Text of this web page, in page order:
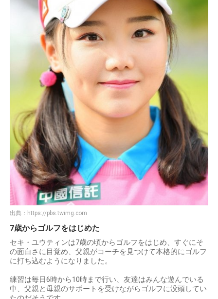
出典： https://pbs.twimg.com
7歳からゴルフをはじめた
セキ・ユウティンは7歳の頃からゴルフをはじめ、すぐにそ
の面白さに目覚め、父親がコーチを見つけて本格的にゴルフ
に打ち込むようになりました。
練習は毎日6時から10時まで行い、友達はみんな遊んでいる
中、父親と母親のサポートを受けながらゴルフに没頭してい